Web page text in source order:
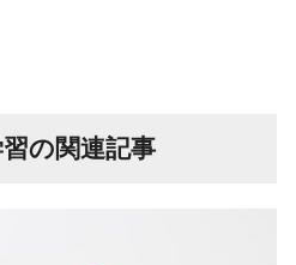
の関連記事